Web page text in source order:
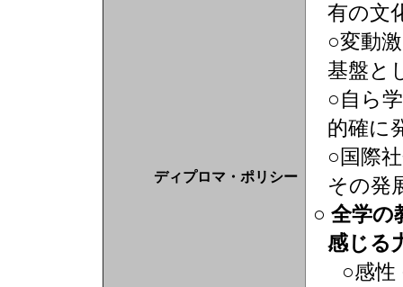
ディプロマ・ポリシー
有の文
○変動
基盤と
○自ら
的確に
○国際
その発
○ 全学の
感じる
○感性